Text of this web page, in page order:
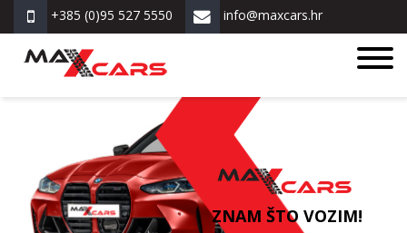
+385 (0)95 527 5550 info@maxcars.hr
ZNAM ŠTO VOZIM!